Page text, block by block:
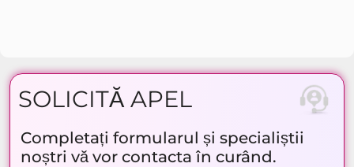
SOLICITĂ APEL
Completați formularul și specialiștii
noștri vă vor contacta în curând.